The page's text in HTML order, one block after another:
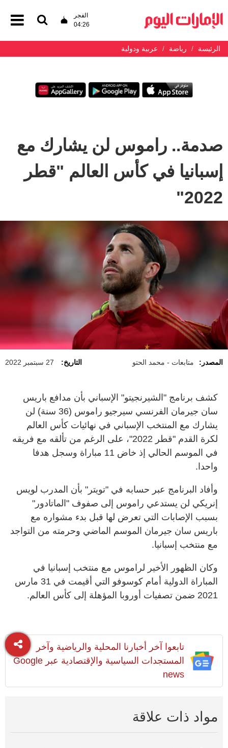
الفجر
04:26
الرئيسة رياضة عربية ودولية
صدمة.. راموس لن يشارك مع
إسبانيا في كأس العالم "قطر
2022"
المصدر: متابعات - محمد الحتو التاريخ: 27 سبتمبر 2022
كشف برنامج "الشيرنجيتو" الإسباني بأن مدافع باريس
سان جيرمان الفرنسي سيرجيو راموس (36 سنة) لن
يشارك مع المنتخب الإسباني في نهائيات كأس العالم
لكرة القدم "قطر 2022"، على الرغم من تألقه مع فريقه
في الموسم الحالي إذ خاض 11 مباراة وسجل هدفا
واحدا.
وأفاد البرنامج عبر حسابه في "تويتر" بأن المدرب لويس
إنريكي لن يستدعي راموس إلى صفوف "الماتادور"
بسبب الإصابات التي تعرض لها قبل بدء مشواره مع
باريس سان جيرمان الموسم الماضي وحرمته من التواجد
مع منتخب إسبانيا.
وكان الظهور الأخير لراموس مع منتخب إسبانيا في
المباراة الدولية أمام كوسوفو التي أقيمت في 31 مارس
2021 ضمن تصفيات أوروبا المؤهلة إلى كأس العالم.
تابعوا آخر أخبارنا المحلية والرياضية وآخر
المستجدات السياسية والإقتصادية عبر Google
news
مواد ذات علاقة